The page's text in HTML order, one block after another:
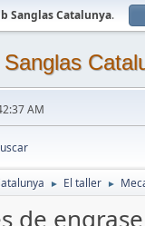
Sanglas Catalunya.
AM
► El taller ►
de